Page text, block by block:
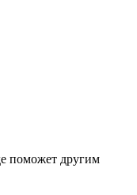
поможет другим